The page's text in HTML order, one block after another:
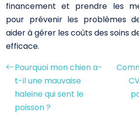
financement et prendre les
pour prévenir les problèmes
aider à gérer les coûts des soins
efficace.
Pourquoi mon chien a-
t-il une mauvaise
haleine qui sent le
poisson ?